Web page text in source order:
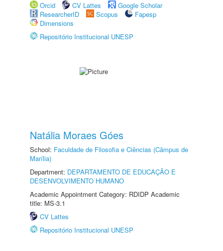
Orcid
CV Lattes
Google Scholar
ResearcherID
Scopus
Fapesp
Dimensions
Repositório Institucional UNESP
Natália Moraes Góes
School: Faculdade de Filosofia e Ciências (Câmpus de
Marília)
Department: DEPARTAMENTO DE EDUCAÇÃO E
DESENVOLVIMENTO HUMANO
Academic Appointment Category: RDIDP Academic
title: MS-3.1
CV Lattes
Repositório Institucional UNESP